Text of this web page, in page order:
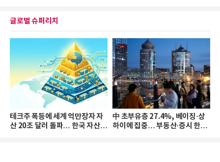
글로벌 슈퍼리치
테크주 폭등에 세계 억만장자 자
산 20조 달러 돌파… 한국 자산
中 초부유층 27.4%, 베이징·상
하이에 집중… 부동산·증시 한파